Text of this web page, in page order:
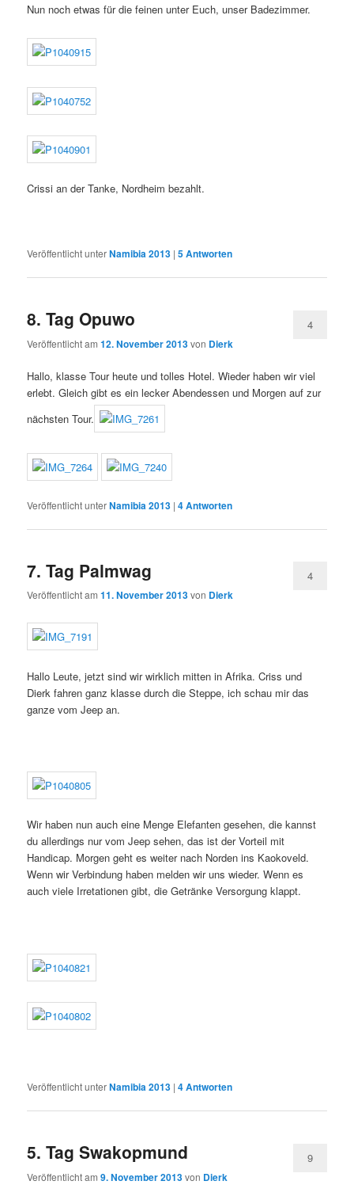
Nun noch etwas für die feinen unter Euch, unser Badezimmer.
Crissi an der Tanke, Nordheim bezahlt.
Veröffentlicht unterNamibia 2013 |5Antworten
8. Tag Opuwo
Veröffentlicht am12. November 2013von Dierk
4
Hallo, klasse Tour heute und tolles Hotel. Wieder haben wir viel
erlebt. Gleich gibt es ein lecker Abendessen und Morgen auf zur
nächsten Tour.
Veröffentlicht unterNamibia 2013 |4Antworten
7. Tag Palmwag
Veröffentlicht am11. November 2013von Dierk
4
Hallo Leute, jetzt sind wir wirklich mitten in Afrika. Criss und
Dierk fahren ganz klasse durch die Steppe, ich schau mir das
ganze vom Jeep an.
Wir haben nun auch eine Menge Elefanten gesehen, die kannst
du allerdings nur vom Jeep sehen, das ist der Vorteil mit
Handicap. Morgen geht es weiter nach Norden ins Kaokoveld.
Wenn wir Verbindung haben melden wir uns wieder. Wenn es
auch viele Irretationen gibt, die Getränke Versorgung klappt.
Veröffentlicht unterNamibia 2013 |4Antworten
5. Tag Swakopmund
Veröffentlicht am9. November 2013von Dierk
9